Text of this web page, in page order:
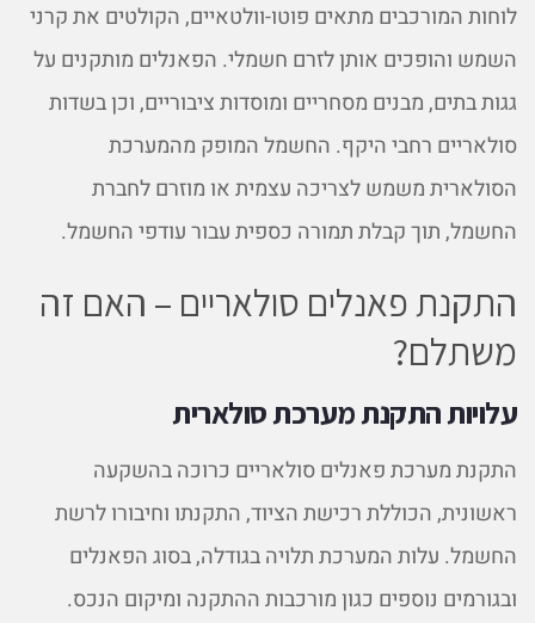
לוחות המורכבים מתאים פוטו-וולטאיים, הקולטים את קרני
השמש והופכים אותן לזרם חשמלי. הפאנלים מותקנים על
גגות בתים, מבנים מסחריים ומוסדות ציבוריים, וכן בשדות
סולאריים רחבי היקף. החשמל המופק מהמערכת
הסולארית משמש לצריכה עצמית או מוזרם לחברת
החשמל, תוך קבלת תמורה כספית עבור עודפי החשמל.
התקנת פאנלים סולאריים – האם זה
משתלם?
עלויות התקנת מערכת סולארית
התקנת מערכת פאנלים סולאריים כרוכה בהשקעה
ראשונית, הכוללת רכישת הציוד, התקנתו וחיבורו לרשת
החשמל. עלות המערכת תלויה בגודלה, בסוג הפאנלים
ובגורמים נוספים כגון מורכבות ההתקנה ומיקום הנכס.